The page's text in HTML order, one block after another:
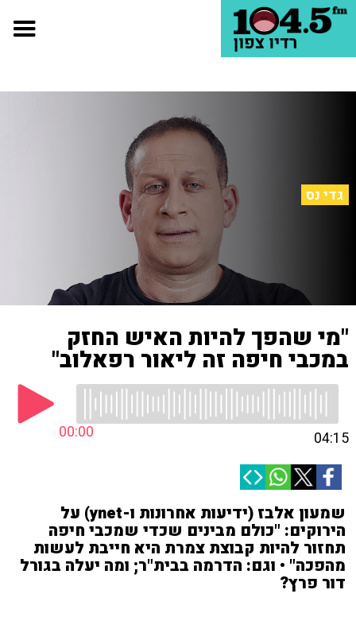
גדי נס
"מי שהפך להיות האיש החזק
במכבי חיפה זה ליאור רפאלוב"
00:00 04:15
שמעון אלבז (ידיעות אחרונות ו-ynet) על
הירוקים: "כולם מבינים שכדי שמכבי חיפה
תחזור להיות קבוצת צמרת היא חייבת לעשות
מהפכה" • וגם: הדרמה בבית"ר; ומה יעלה בגורל
דור פרץ?